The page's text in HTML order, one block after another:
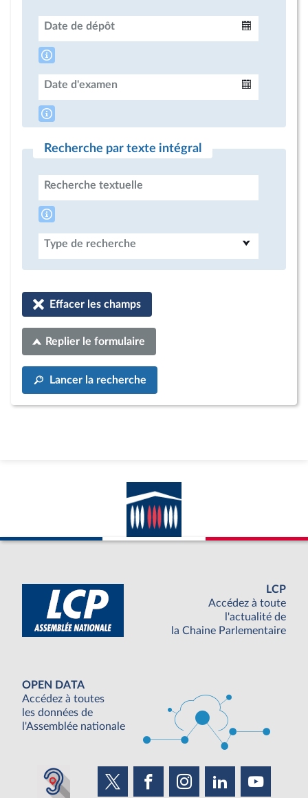
Date de dépôt
Date d'examen
Recherche par texte intégral
Recherche textuelle
Type de recherche
Effacer les champs
Replier le formulaire
Lancer la recherche
LCP
Accédez à toute
l'actualité de
la Chaine Parlementaire
OPEN DATA
Accédez à toutes
les données de
l'Assemblée nationale